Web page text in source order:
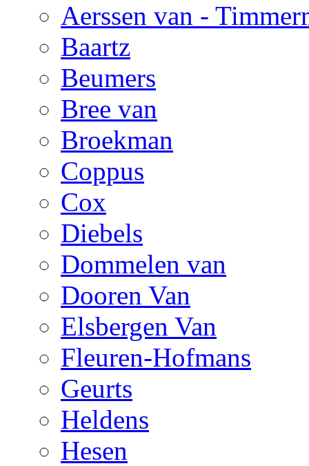
Aerssen van -
Baartz
Beumers
Bree van
Broekman
Coppus
Cox
Diebels
Dommelen van
Dooren Van
Elsbergen Van
Fleuren-Hofmans
Geurts
Heldens
Hesen